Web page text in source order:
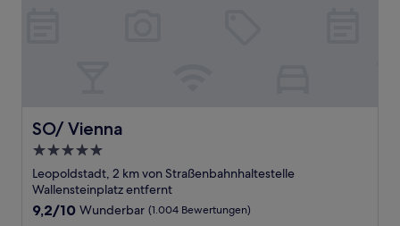
SO/ Vienna
SO/ Vienna
5.0-
Sterne-
Unterkunft
Leopoldstadt, 2 km von Straßenbahnhaltestelle
Wallensteinplatz entfernt
9.2
9,2/10 Wunderbar (1.004 Bewertungen)